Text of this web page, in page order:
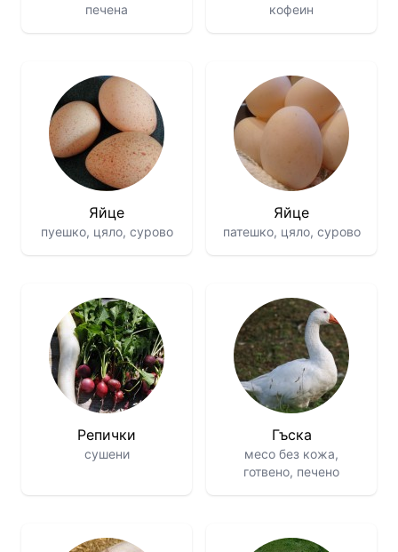
печена
кофеин
Яйце
пуешко, цяло, сурово
Яйце
патешко, цяло, сурово
Репички
сушени
Гъска
месо без кожа,
готвено, печено